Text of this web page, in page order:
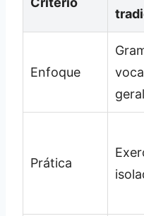
Enfoque
geral
Prática